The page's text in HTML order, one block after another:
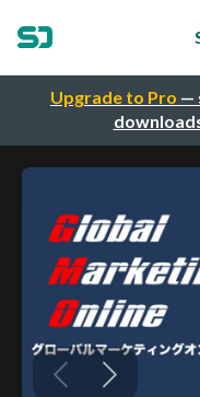
Upgrade to Pro —